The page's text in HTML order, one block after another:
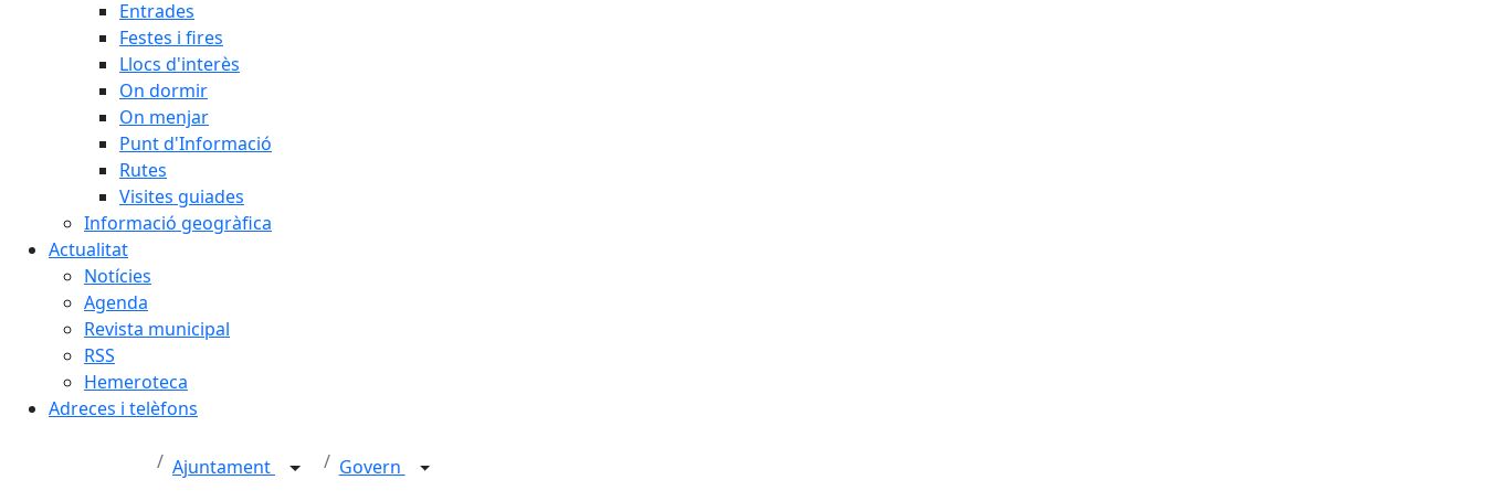
Entrades
Festes i fires
Llocs d'interès
On dormir
On menjar
Punt d'Informació
Rutes
Visites guiades
Informació geogràfica
Actualitat
Notícies
Agenda
Revista municipal
RSS
Hemeroteca
Adreces i telèfons
Ajuntament Govern